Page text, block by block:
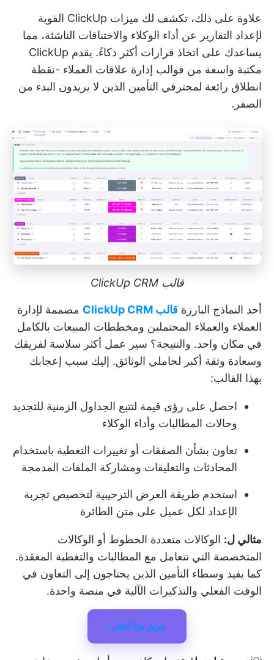
علاوة على ذلك، تكشف لك ميزات ClickUp القوية
لإعداد التقارير عن أداء الوكلاء والاختناقات الناشئة، مما
يساعدك على اتخاذ قرارات أكثر ذكاءً. يقدم ClickUp
مكتبة واسعة من قوالب إدارة علاقات العملاء -نقطة
انطلاق رائعة لمحترفي التأمين الذين لا يريدون البدء من
الصفر.
قالب ClickUp CRM
أحد النماذج البارزة قالب ClickUp CRM
مصممة لإدارة
العملاء والعملاء المحتملين ومخططات المبيعات بالكامل
في مكان واحد. والنتيجة؟ سير عمل أكثر سلاسة لفريقك
وسعادة وثقة أكبر لحاملي الوثائق. إليك سبب إعجابك
بهذا القالب:
احصل على رؤى قيمة لتتبع الجداول الزمنية للتجديد
وحالات المطالبات وأداء الوكلاء
تعاون بشأن الصفقات أو تغييرات التغطية باستخدام
المحادثات والتعليقات ومشاركة الملفات المدمجة
استخدم طريقة العرض الترحيبية لتخصيص تجربة
الإعداد لكل عميل على متن الطائرة
مثالي ل: الوكالات متعددة الخطوط أو الوكالات
المتخصصة التي تتعامل مع المطالبات والتغطية المعقدة.
كما يفيد وسطاء التأمين الذين يحتاجون إلى التعاون في
الوقت الفعلي والتذكيرات الآلية في منصة واحدة.
تنزيل هذا القالب